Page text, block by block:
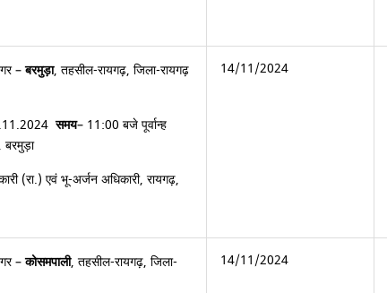
–बरमुड़ा, तहसील-रायगढ़, जिला-रायगढ़
समय– 11:00 बजे पूर्वान्ह
बरमुड़ा
(रा.) एवं भू-अर्जन अधिकारी, रायगढ़,
14/11/2024
–कोसमपाली, तहसील-रायगढ़, जिला-
14/11/2024